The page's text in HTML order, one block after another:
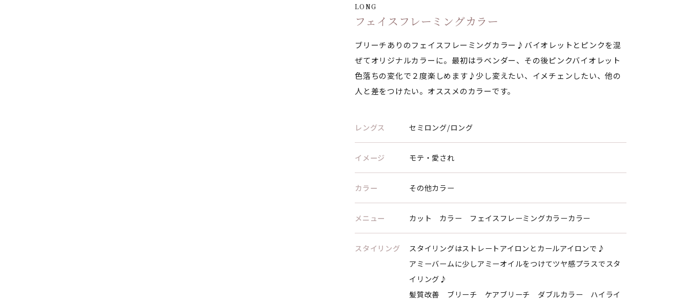
LONG
フェイスフレーミングカラー
ブリーチありのフェイスフレーミングカラー♪バイオレットとピンクを混
ぜてオリジナルカラーに。最初はラベンダー、その後ピンクバイオレット
色落ちの変化で２度楽しめます♪少し変えたい、イメチェンしたい、他の
人と差をつけたい。オススメのカラーです。
レングス セミロング/ロング
イメージ モテ・愛され
カラー その他カラー
メニュー カット カラー フェイスフレーミングカラーカラー
スタイリング
スタイリングはストレートアイロンとカールアイロンで♪
アミーバームに少しアミーオイルをつけてツヤ感プラスでスタ
イリング♪
髪質改善 ブリーチ ケアブリーチ ダブルカラー ハイライ